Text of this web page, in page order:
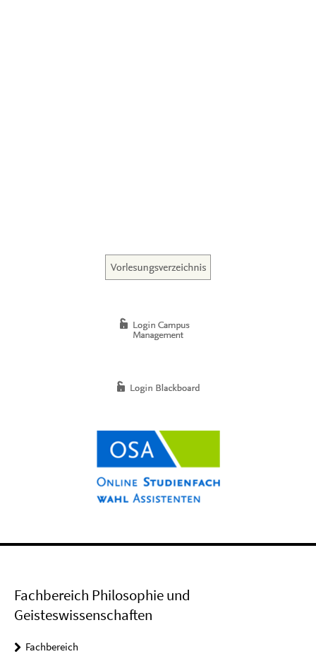
Fachbereich Philosophie und
Geisteswissenschaften
Fachbereich